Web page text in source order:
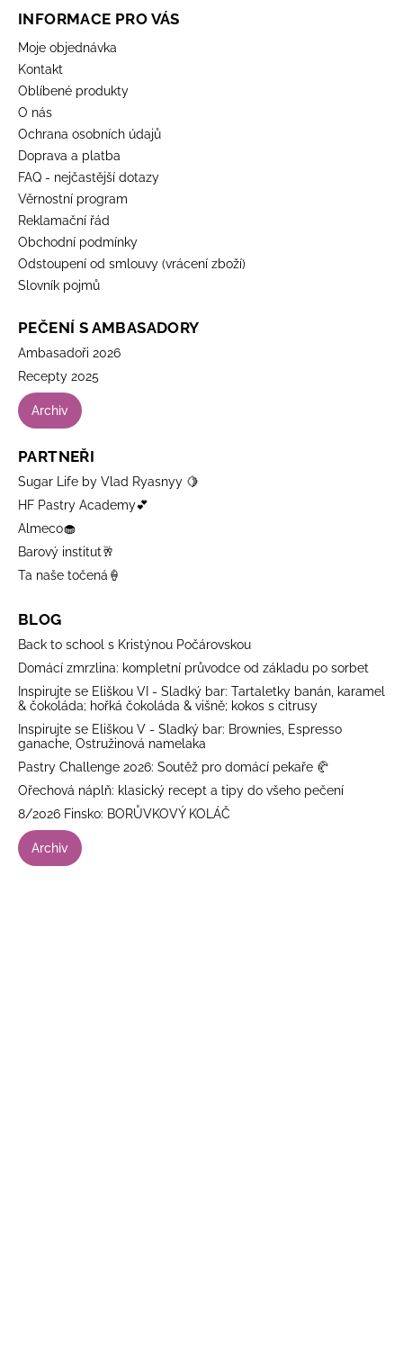
INFORMACE PRO VÁS
Moje objednávka
Kontakt
Oblíbené produkty
O nás
Ochrana osobních údajů
Doprava a platba
FAQ - nejčastější dotazy
Věrnostní program
Reklamační řád
Obchodní podmínky
Odstoupení od smlouvy (vrácení zboží)
Slovník pojmů
PEČENÍ S AMBASADORY
Ambasadoři 2026
Recepty 2025
Archiv
PARTNEŘI
Sugar Life by Vlad Ryasnyy 🍋
HF Pastry Academy💕
Almeco🧁
Barový institut🥂
Ta naše točená🍦
BLOG
Back to school s Kristýnou Počárovskou
Domácí zmrzlina: kompletní průvodce od základu po sorbet
Inspirujte se Eliškou VI - Sladký bar: Tartaletky banán, karamel
& čokoláda; hořká čokoláda & višně; kokos s citrusy
Inspirujte se Eliškou V - Sladký bar: Brownies, Espresso
ganache, Ostružinová namelaka
Pastry Challenge 2026: Soutěž pro domácí pekaře 🥐
Ořechová náplň: klasický recept a tipy do všeho pečení
8/2026 Finsko: BORŮVKOVÝ KOLÁČ
Archiv